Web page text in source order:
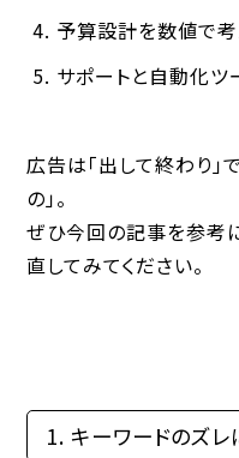
予算設計を数値で考
サポートと自動化
広告は「出して終わり」
の」。
ぜひ今回の記事を参考
直してみてください。
1. キーワードのズ